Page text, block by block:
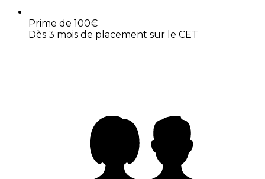
Prime de 100€
Dès 3 mois de placement sur le CET